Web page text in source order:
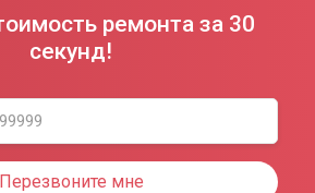
ремонта за 30
секунд!
Перезвоните мне